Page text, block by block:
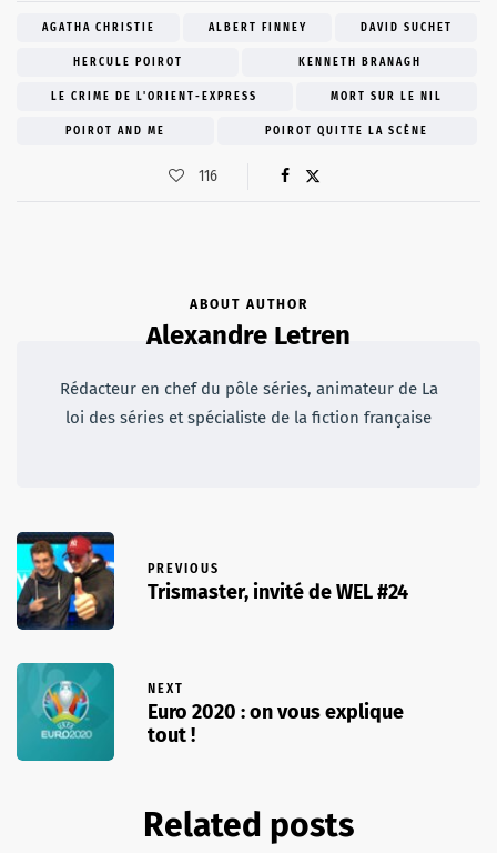
AGATHA CHRISTIE ALBERT FINNEY DAVID SUCHET
HERCULE POIROT KENNETH BRANAGH
LE CRIME DE L'ORIENT-EXPRESS MORT SUR LE NIL
POIROT AND ME POIROT QUITTE LA SCÈNE
116
ABOUT AUTHOR
Alexandre Letren
Rédacteur en chef du pôle séries, animateur de La
loi des séries et spécialiste de la fiction française
PREVIOUS
Trismaster, invité de WEL #24
NEXT
Euro 2020 : on vous explique
tout !
Related posts